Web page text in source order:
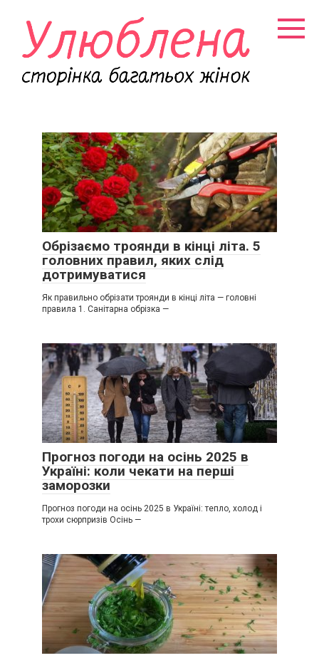
контенту
Обрізаємо троянди в кінці літа. 5
головних правил, яких слід
дотримуватися
Як правильно обрізати троянди в кінці літа — головні
правила 1. Санітарна обрізка —
Прогноз погоди на осінь 2025 в
Україні: коли чекати на перші
заморозки
Прогноз погоди на осінь 2025 в Україні: тепло, холод і
трохи сюрпризів Осінь —